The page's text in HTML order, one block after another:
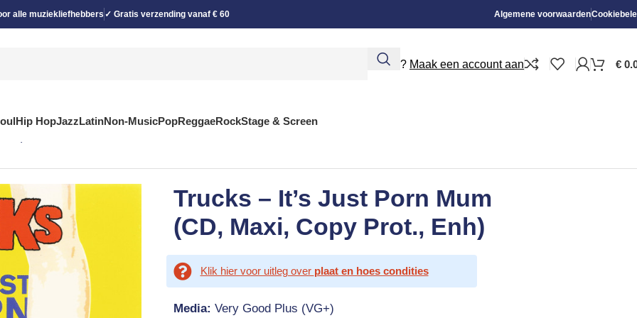
alle muziekliefhebbers ✓ Gratis verzending vanaf € 60 Algemene voorwaarden
Nieuw? Maak een account aan €
Hip HopJazzLatinNon-MusicPopReggaeRockStage & Screen
Trucks – It’s Just Porn Mum
(CD, Maxi, Copy Prot., Enh)
Klik hier voor uitleg over plaat en hoes condities
Media: Very Good Plus (VG+)